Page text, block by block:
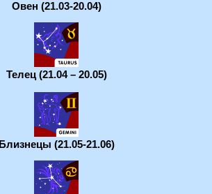
Овен (21.03-20.04)
Телец (21.04 – 20.05)
Близнецы (21.05-21.06)